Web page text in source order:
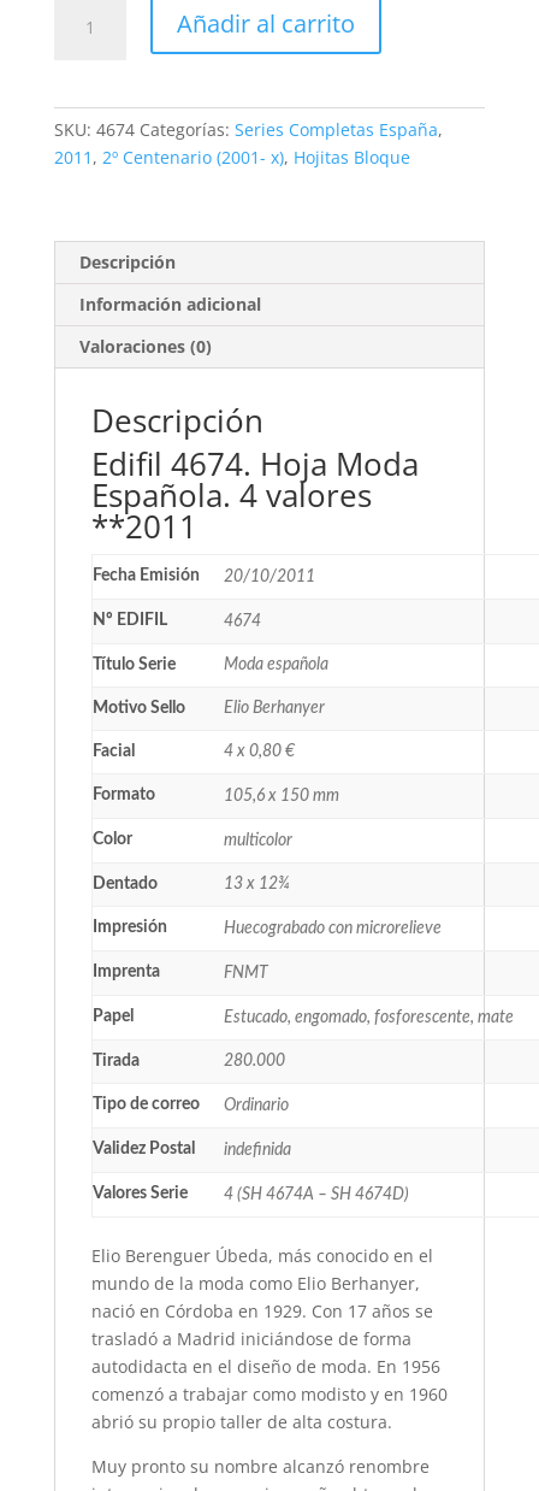
4674.
Añadir al carrito
SKU: 4674 Categorías: Series Completas España,
2011 , 2º Centenario (2001- x), Hojitas Bloque
Descripción
Información adicional
Valoraciones (0)
Descripción
Edifil 4674. Hoja Moda
Española. 4 valores
**2011
Fecha Emisión 20/10/2011
Nº EDIFIL 4674
Título Serie Moda española
Motivo Sello Elio Berhanyer
Facial 4 x 0,80 €
Formato 105,6 x 150 mm
Color multicolor
Dentado 13 x 12¾
Impresión Huecograbado con microrelieve
Imprenta FNMT
Papel Estucado, engomado, fosforescente, mate
Tirada 280.000
Tipo de correo Ordinario
Validez Postal indefinida
Valores Serie 4 (SH 4674A – SH 4674D)
Elio Berenguer Úbeda, más conocido en el
mundo de la moda como Elio Berhanyer,
nació en Córdoba en 1929. Con 17 años se
trasladó a Madrid iniciándose de forma
autodidacta en el diseño de moda. En 1956
comenzó a trabajar como modisto y en 1960
abrió su propio taller de alta costura.
Muy pronto su nombre alcanzó renombre